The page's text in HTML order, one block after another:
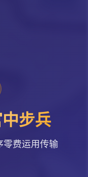
步兵
零费运用传输